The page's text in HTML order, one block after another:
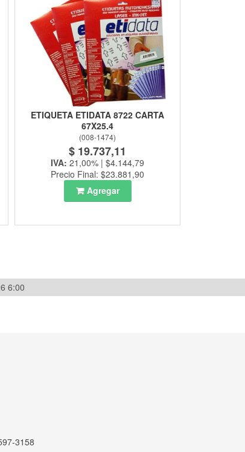
ETIQUETA ETIDATA 8722 CARTA
67X25.4
(008-1474)
$ 19.737,11
IVA: 21,00% | $4.144,79
Precio Final: $23.881,90
Agregar
6:00
3158